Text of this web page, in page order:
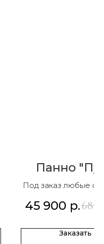
Панно
Под заказ любые
45 900 р.68
Заказать